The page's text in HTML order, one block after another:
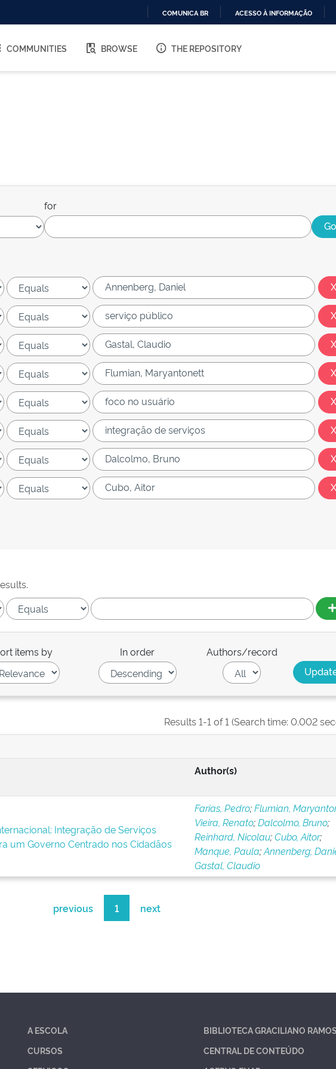
O
COMUNICA BR ACESSO À INFORMAÇÃO
COMMUNITIES BROWSE THE REPOSITORY
for
items by In order Authors/record
Results 1-1 of 1 (Search time: 0.002
Author(s)
Integração de Serviços
um Governo Centrado nos Cidadãos
Farias, Pedro;Flumian,
Vieira, Renato;Dalcolmo, Bruno;
Reinhard, Nicolau;Cubo, Aitor;
Manque, Paula;Annenberg,
Gastal, Claudio
previous 1 next
A ESCOLA
CURSOS
BIBLIOTECA GRACILIANO RAMOS
CENTRAL DE CONTEÚDO